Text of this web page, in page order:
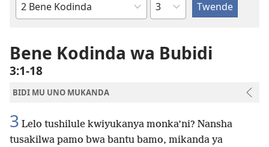
Mukanda
mu
Bible
Shapita
Bene Kodinda wa Bubidi
3:1-18
BIDI MU UNO MUKANDA
3 Lelo tushilule kwiyukanya monka’ni? Nansha
tusakilwa pamo bwa bantu bamo, mikanda ya